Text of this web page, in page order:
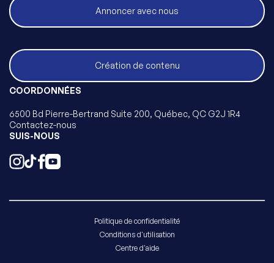
Annoncer avec nous
Création de contenu
COORDONNÉES
6500 Bd Pierre-Bertrand Suite 200, Québec, QC G2J 1R4
Contactez-nous
SUIS-NOUS
Politique de confidentialité
Conditions d'utilisation
Centre d'aide